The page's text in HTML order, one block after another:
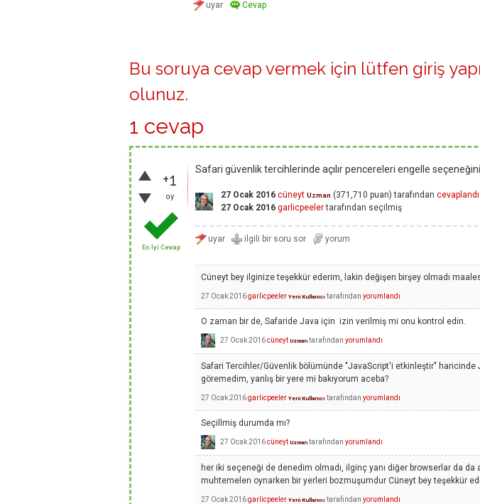
Bu soruya cevap vermek için lütfen giriş
olunuz.
1 cevap
+1
oy
En İyi Cevap
Safari güvenlik tercihlerinde açılır pencereleri engelle seçeneğini
27 Ocak 2016 cüneyt Uzman (371,710 puan) tarafından cevaplandı
27 Ocak 2016 garlicpeelertarafından seçilmiş
Cüneyt bey ilginize teşekkür ederim, lakin değişen birşey olmadı
27 Ocak 2016garlicpeeler Yeni Kullanıcı tarafından yorumlandı
O zaman bir de, Safaride Java için izin verilmiş mi onu kontrol edin.
27 Ocak 2016cüneyt Uzman tarafından yorumlandı
Safari Tercihler/Güvenlik bölümünde "JavaScript'i etkinleştir" haricinde
göremedim, yanlış bir yere mi bakıyorum aceba?
27 Ocak 2016garlicpeeler Yeni Kullanıcı tarafından yorumlandı
Seçillmiş durumda mı?
27 Ocak 2016cüneyt Uzman tarafından yorumlandı
her iki seçeneği de denedim olmadı, ilginç yanı diğer browserlar da da
muhtemelen oynarken bir yerleri bozmuşumdur Cüneyt bey teşekkür
27 Ocak 2016garlicpeeler Yeni Kullanıcı tarafından yorumlandı